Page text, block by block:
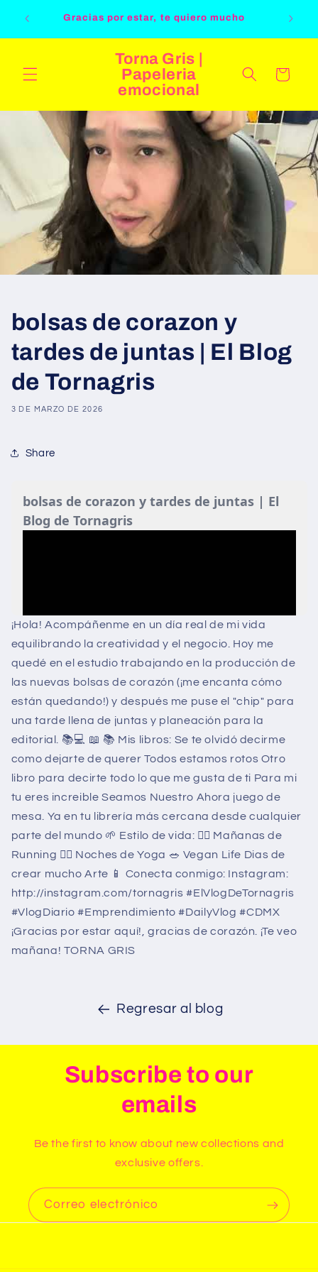
directamenteGracias por estar, te quiero mucho Tu
Torna Gris |
Papeleria
emocional
Carrito
bolsas de corazon y
tardes de juntas | El Blog
de Tornagris
3 DE MARZO DE 2026
Share
¡Hola! Acompáñenme en un día real de mi vida
equilibrando la creatividad y el negocio. Hoy me
quedé en el estudio trabajando en la producción de
las nuevas bolsas de corazón (¡me encanta cómo
están quedando!) y después me puse el "chip" para
una tarde llena de juntas y planeación para la
editorial. 📚💻 📖 📚 Mis libros: Se te olvidó decirme
como dejarte de querer Todos estamos rotos Otro
libro para decirte todo lo que me gusta de ti Para mi
tu eres increible Seamos Nuestro Ahora juego de
mesa. Ya en tu librería más cercana desde cualquier
parte del mundo 🌱 Estilo de vida: 🏃‍♀️ Mañanas de
Running 🧘‍♀️ Noches de Yoga 🥗 Vegan Life Dias de
crear mucho Arte 📱 Conecta conmigo: Instagram:
http://instagram.com/tornagris #ElVlogDeTornagris
#VlogDiario #Emprendimiento #DailyVlog #CDMX
¡Gracias por estar aquí!, gracias de corazón. ¡Te veo
mañana! TORNA GRIS
Regresar al blog
Subscribe to our
emails
Be the first to know about new collections and
exclusive offers.
Correo electrónico